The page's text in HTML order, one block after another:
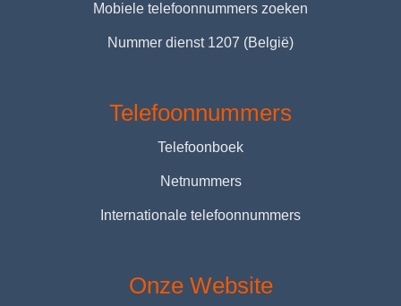
Mobiele telefoonnummers zoeken
Nummer dienst 1207 (België)
Telefoonnummers
Telefoonboek
Netnummers
Internationale telefoonnummers
Onze Website